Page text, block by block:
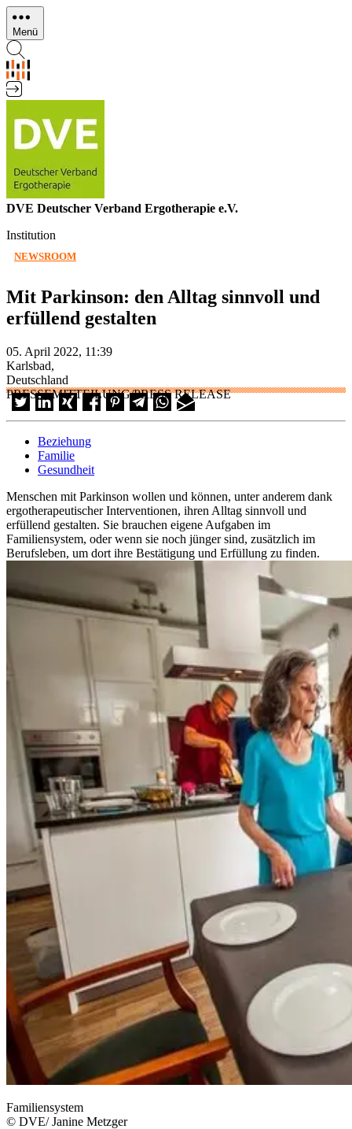
Direkt
zum
Inhalt
Menü
DVE Deutscher Verband Ergotherapie e.V.
Institution
NEWSROOM
Mit Parkinson: den Alltag sinnvoll und
erfüllend gestalten
05. April 2022, 11:39
Karlsbad,
Deutschland
PRESSEMITTEILUNG/PRESS RELEASE
Beziehung
Familie
Gesundheit
Menschen mit Parkinson wollen und können, unter anderem dank
ergotherapeutischer Interventionen, ihren Alltag sinnvoll und
erfüllend gestalten. Sie brauchen eigene Aufgaben im
Familiensystem, oder wenn sie noch jünger sind, zusätzlich im
Berufsleben, um dort ihre Bestätigung und Erfüllung zu finden.
Familiensystem
© DVE/ Janine Metzger